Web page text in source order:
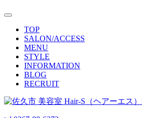
TOP
SALON/ACCESS
MENU
STYLE
INFORMATION
BLOG
RECRUIT